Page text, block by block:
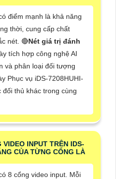
điểm mạnh là khả năng
thời, cung cấp chất
nét. 🔴Nét giá trị đánh
tích hợp công nghệ AI
và phân loại đối tượng
Phục vụ iDS-7208HUHI-
thủ khác trong cùng
INPUT TRÊN IDS-
CỦA TỪNG CỔNG LÀ
8 cổng video input. Mỗi